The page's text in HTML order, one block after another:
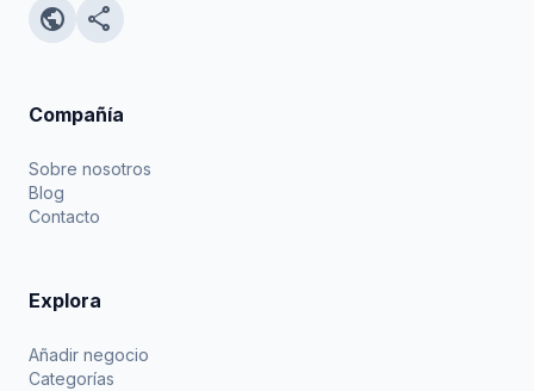
public share
Compañía
Sobre nosotros
Blog
Contacto
Explora
Añadir negocio
Categorías